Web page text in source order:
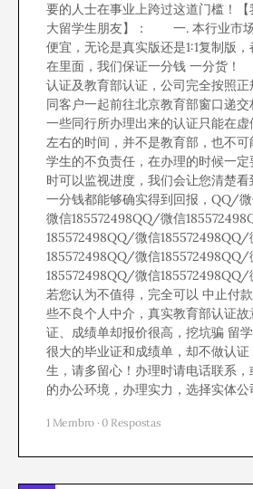
要的人士在事业上跨过这道门槛！
大留学生朋友】： 一. 本行业市
便宜，无论是真实版还是1:1复制版
在里面，我们保证一分钱 一分货
认证及教育部认证，公司完全按照
同客户一起前往北京教育部窗口递
一些同行所办理出来的认证只能在虚
左右的时间，并不是教育部，也不
学生的不负责任，在办理的时候一
时可以监视进度，我们会让您清楚
一分钱都能够确实得到回报，QQ/
微信185572498QQ/微信
185572498QQ/微信185572498QQ/
185572498QQ/微信185572498QQ/
185572498QQ/微信185572498QQ/
若您认为不值得，完全可以 中止付
些不良个人中介，真实教育部认证
证、成绩单却报价很高，挖坑骗 留
很大的毕业证和成绩单，却不做认
生，请多留心！办理时请电话联系
的办公环境，办理实力，选择实体公
1 Membro · 0 Respostas